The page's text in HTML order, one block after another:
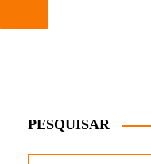
PESQUISAR